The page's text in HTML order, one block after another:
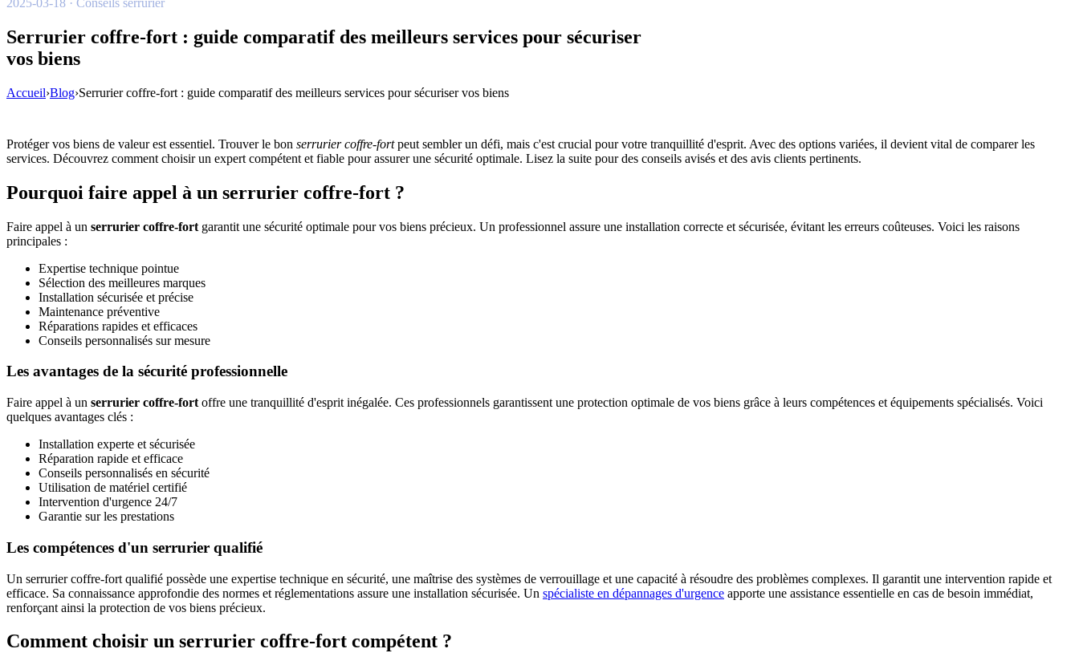
2025-03-18 · Conseils serrurier
Serrurier coffre-fort : guide comparatif des meilleurs services pour sécuriser
vos biens
Accueil›Blog›Serrurier coffre-fort : guide comparatif des meilleurs services pour sécuriser vos biens
Protéger vos biens de valeur est essentiel. Trouver le bon serrurier coffre-fortpeut sembler un défi, mais c'est crucial pour votre tranquillité d'esprit. Avec des options variées, il devient vital de comparer les
services. Découvrez comment choisir un expert compétent et fiable pour assurer une sécurité optimale. Lisez la suite pour des conseils avisés et des avis clients pertinents.
Pourquoi faire appel à un serrurier coffre-fort ?
Faire appel à un serrurier coffre-fort garantit une sécurité optimale pour vos biens précieux. Un professionnel assure une installation correcte et sécurisée, évitant les erreurs coûteuses. Voici les raisons
principales :
Expertise technique pointue
Sélection des meilleures marques
Installation sécurisée et précise
Maintenance préventive
Réparations rapides et efficaces
Conseils personnalisés sur mesure
Les avantages de la sécurité professionnelle
Faire appel à un serrurier coffre-fort offre une tranquillité d'esprit inégalée. Ces professionnels garantissent une protection optimale de vos biens grâce à leurs compétences et équipements spécialisés. Voici
quelques avantages clés :
Installation experte et sécurisée
Réparation rapide et efficace
Conseils personnalisés en sécurité
Utilisation de matériel certifié
Intervention d'urgence 24/7
Garantie sur les prestations
Les compétences d'un serrurier qualifié
Un serrurier coffre-fort qualifié possède une expertise technique en sécurité, une maîtrise des systèmes de verrouillage et une capacité à résoudre des problèmes complexes. Il garantit une intervention rapide et
efficace. Sa connaissance approfondie des normes et réglementations assure une installation sécurisée. Un spécialiste en dépannages d'urgence apporte une assistance essentielle en cas de besoin immédiat,
renforçant ainsi la protection de vos biens précieux.
Comment choisir un serrurier coffre-fort compétent ?